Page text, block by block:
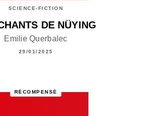
SCIENCE-FICTION
DE NÜYING
Emilie Querbalec
29/01/2025
RÉCOMPENSÉ